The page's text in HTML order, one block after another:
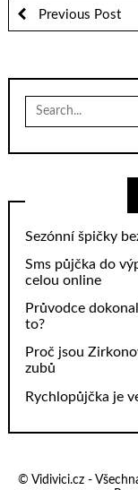
Previous Post
Search
for:
Sezónní špičky
Sms půjčka do
celou online
Průvodce
to?
Proč jsou
zubů
Rychlopůjčka je
© Vidivici.cz -